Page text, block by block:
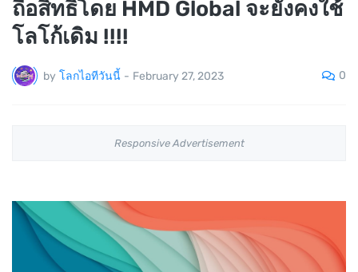
ถือสิทธิโดย HMD Global จะยังคงใช้
โลโก้เดิม !!!!
by โลกไอทีวันนี้ - February 27, 2023 0
Responsive Advertisement